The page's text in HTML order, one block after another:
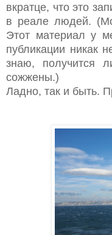
вкратце, что это
в реале людей.
Этот материал у
публикации никак
знаю, получится
сожжены.)
Ладно, так и быть.